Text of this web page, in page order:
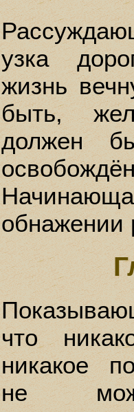
узка
жизнь
быть,
должен
обнажении
что
никакое
не